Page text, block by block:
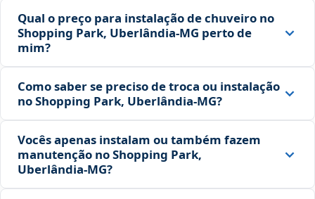
Qual o preço para instalação de chuveiro no
Shopping Park, Uberlândia‑MG perto de
mim?
Como saber se preciso de troca ou instalação
no Shopping Park, Uberlândia‑MG?
Vocês apenas instalam ou também fazem
manutenção no Shopping Park,
Uberlândia‑MG?